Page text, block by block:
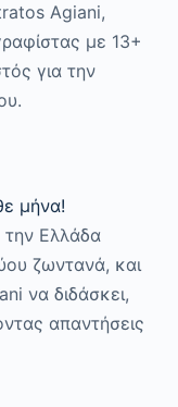
Agiani,
με 13+
για την
μήνα!
Ελλάδα
ζωντανά, και
να διδάσκει,
απαντήσεις